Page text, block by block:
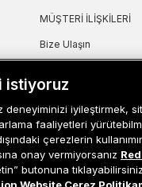
MÜŞTERI İLIŞKILERI
Bize Ulaşın
Sıkça Sorulan Sorular
İade ve İptal Politikası
Kullanım Şartları
Aydınlatma Metni
Site Haritası
Misafir Üye Sipariş
istiyoruz
iyileştirmek,
faaliyetleri
çerezlerin
onay vermiyorsanız
butonuna